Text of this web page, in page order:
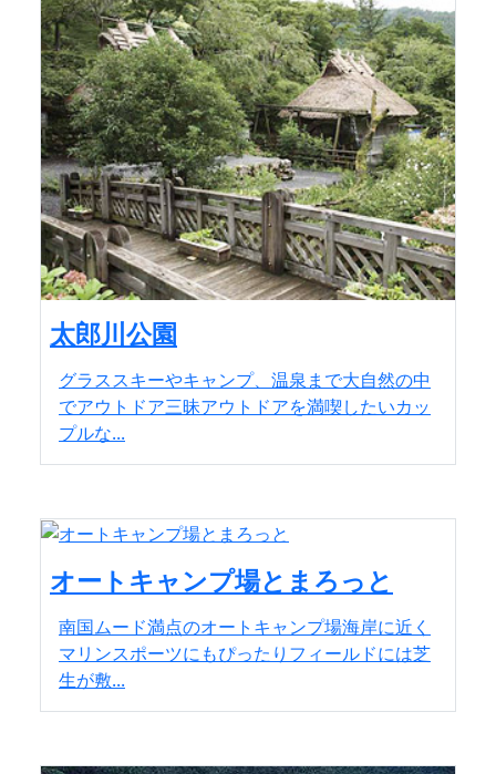
太郎川公園
グラススキーやキャンプ、温泉まで大自然の中
でアウトドア三昧アウトドアを満喫したいカッ
プルな...
オートキャンプ場とまろっと
南国ムード満点のオートキャンプ場海岸に近く
マリンスポーツにもぴったりフィールドには芝
生が敷...